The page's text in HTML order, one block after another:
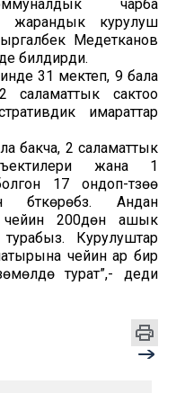
чарба
жарандык курулуш
Медетканов
билдирди.
31 мектеп, 9 бала
саламаттык сактоо
имараттар
бакча, 2 саламаттык
жана 1
17 ондоп-түзөө
бүткөрөбүз. Андан
200дөн ашык
Курулуштар
чейин ар бир
турат”,- деди